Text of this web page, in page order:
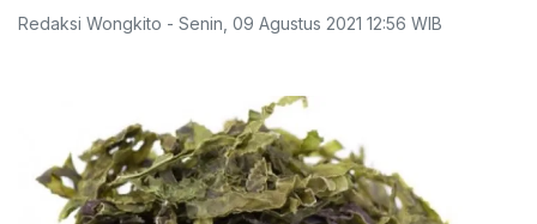
Redaksi Wongkito - Senin 09 Agustus 2021 12:56 WIB